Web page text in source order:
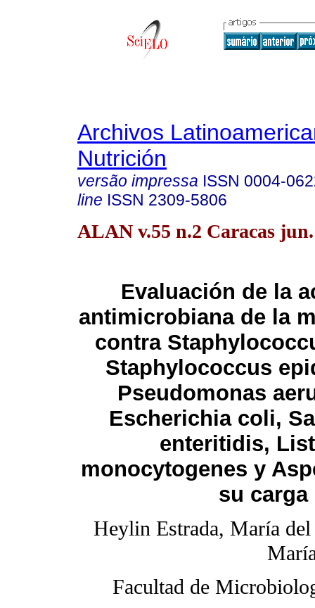
Archivos
Nutrición
versão impressa ISSN 0004-
line ISSN 2309-5806
ALAN v.55 n.2 Caracas
Evaluación de la
antimicrobiana de la
contra
Staphylococcus
Pseudomonas
Escherichia coli,
enteritidis,
monocytogenes y
su
Heylin Estrada, María
Facultad de